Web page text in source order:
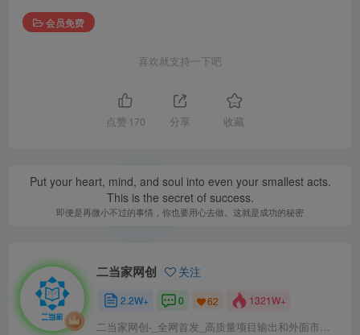
会员免费
喜欢就支持一下吧
点赞 170 分享 收藏
Put your heart, mind, and soul into even your smallest acts.
This is the secret of success.
即便是再微小不过的事情，你也要用心去做。这就是成功的秘密
二当家网创 关注
2.2W+ 0 62 1321W+
二当家网创-_全网首发_高质量项目输出和外面市场高价课程一模一样